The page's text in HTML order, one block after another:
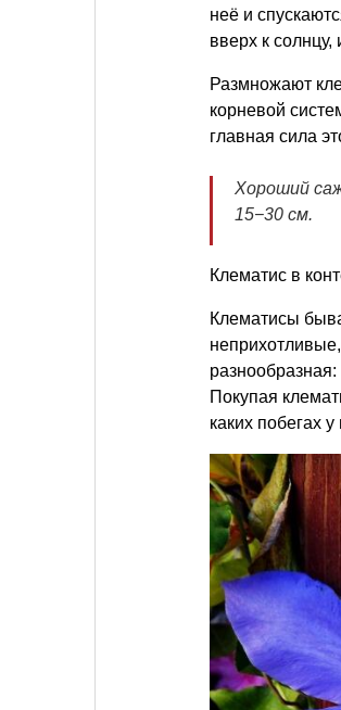
неё и
вверх к
Размножают
корневой
главная сила
Хороший
15−30 см.
Клематис в
Клематисы
Покупая
каких побегах